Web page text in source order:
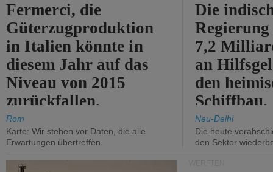
Fermerci, die
Güterzugproduktion
in Italien könnte in
diesem Jahr auf das
Niveau von 2015
zurückfallen.
Rom
Karte: Wir stehen vor Daten, die alle
Erwartungen übertreffen.
Die
7,2
an
den
Schiffbau.
Neu-Delhi
Die heute
den Sektor